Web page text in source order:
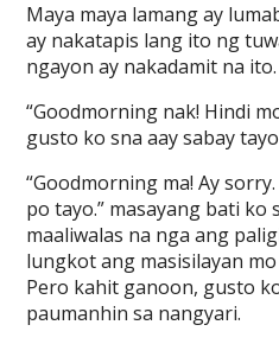
Maya maya lamang ay
ay nakatapis lang ito ng
ngayon ay nakadamit na
“Goodmorning nak! Hindi
gusto ko sna aay sabay
“Goodmorning ma! Ay
po tayo.” masayang bati ko
maaliwalas na nga ang
lungkot ang masisilayan
Pero kahit ganoon, gusto
paumanhin sa nangyari.